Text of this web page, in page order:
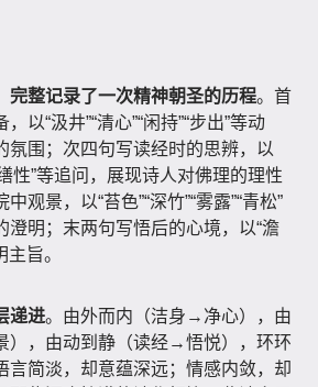
完整记录了一次精神朝圣的历程。首
以“汲井”“清心”“闲持”“步出”等动
氛围；次四句写读经时的思辨，以
缮性”等追问，展现诗人对佛理的理性
观景，以“苔色”“深竹”“雾露”“青松”
澄明；末两句写悟后的心境，以“澹
主旨。
递进。由外而内（洁身→净心），由
），由动到静（读经→悟悦），环环
言简淡，却意蕴深远；情感内敛，却